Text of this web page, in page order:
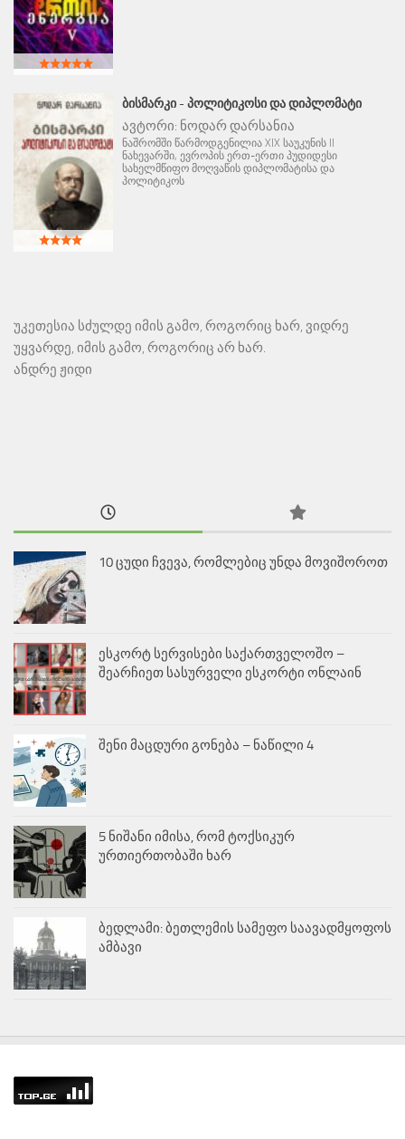
ᲑᲘᲡᲛᲐᲠᲙᲘ - ᲞᲝᲚᲘᲢᲘᲙᲝᲡᲘ ᲓᲐ ᲓᲘᲞᲚᲝᲛᲐᲢᲘ
ავტორი: ნოდარ დარსანია
ნაშრომში წარმოდგენილია XIX საუკუნის II
ნახევარში, ევროპის ერთ-ერთი პუდიდესი
სახელმწიფო მოღვაწის დიპლომატისა და
პოლიტიკოს
უკეთესია სძულდე იმის გამო, როგორიც ხარ, ვიდრე
უყვარდე, იმის გამო, როგორიც არ ხარ.
ანდრე ჟიდი
10 ცუდი ჩვევა, რომლებიც უნდა მოვიშოროთ
ესკორტ სერვისები საქართველოშო –
შეარჩიეთ სასურველი ესკორტი ონლაინ
შენი მაცდური გონება – ნაწილი 4
5 ნიშანი იმისა, რომ ტოქსიკურ
ურთიერთობაში ხარ
ბედლამი: ბეთლემის სამეფო საავადმყოფოს
ამბავი